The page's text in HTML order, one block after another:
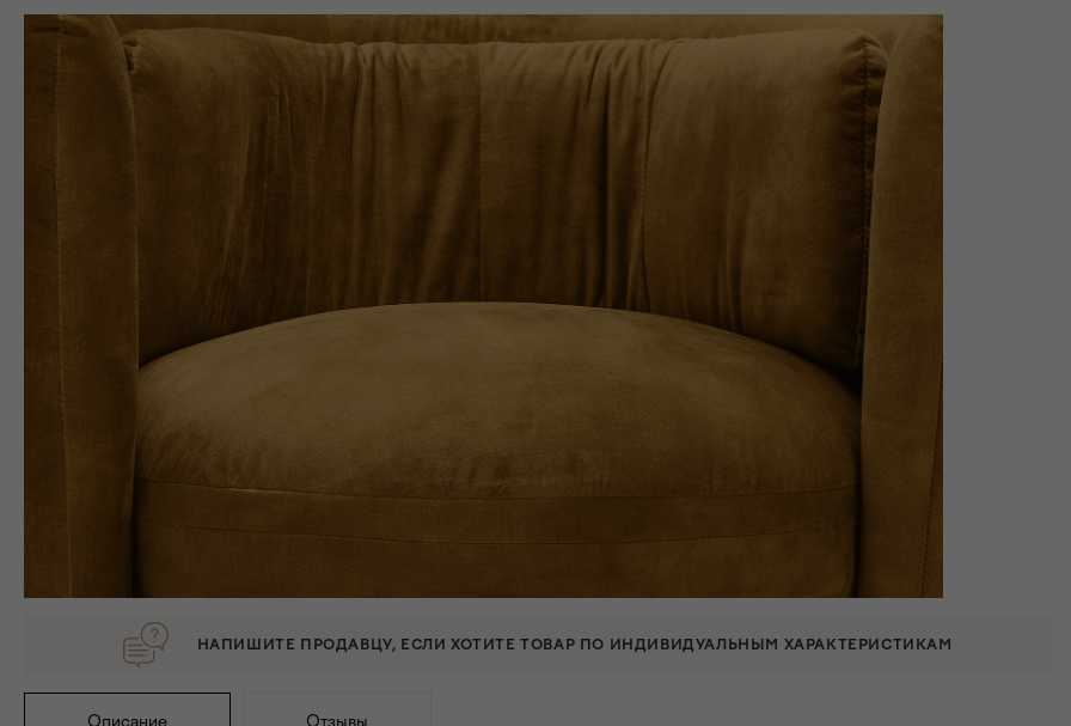
НАПИШИТЕ ПРОДАВЦУ, ЕСЛИ ХОТИТЕ ТОВАР ПО ИНДИВИДУАЛЬНЫМ ХАРАКТЕРИСТИКАМ